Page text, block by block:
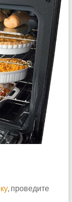
, проведите